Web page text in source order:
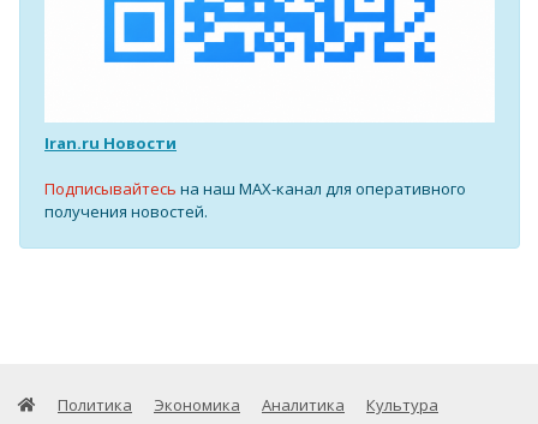
Iran.ru Новости
Подписывайтесь на наш MAX-канал для оперативного
получения новостей.
Политика Экономика Аналитика
Культура